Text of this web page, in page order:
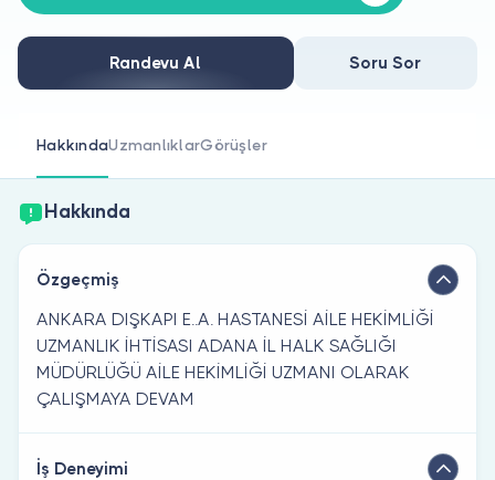
Doktor musunuz?
Randevu Al Soru Sor
HakkındaUzmanlıklarGörüşler
Hakkında
Özgeçmiş
ANKARA DIŞKAPI E..A. HASTANESİ AİLE HEKİMLİĞİ
UZMANLIK İHTİSASI ADANA İL HALK SAĞLIĞI
MÜDÜRLÜĞÜ AİLE HEKİMLİĞİ UZMANI OLARAK
ÇALIŞMAYA DEVAM
İş Deneyimi